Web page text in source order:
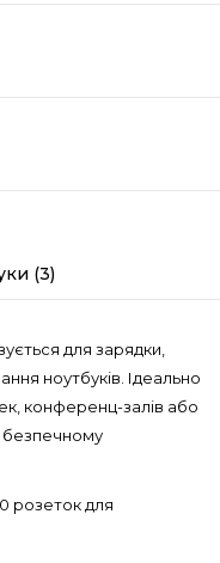
(3)
для зарядки,
ноутбуків. Ідеально
конференц-залів або
безпечному
розеток для